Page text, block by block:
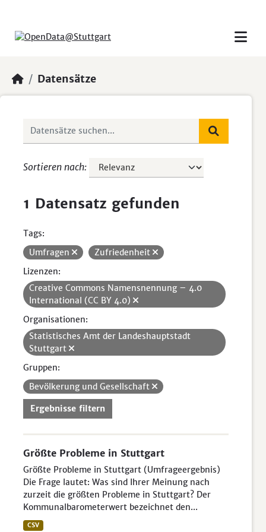
Datensätze
Sortieren nach
1 Datensatz gefunden
Tags:
Umfragen
Zufriedenheit
Lizenzen:
Creative Commons Namensnennung – 4.0
International (CC BY 4.0)
Organisationen:
Statistisches Amt der Landeshauptstadt
Stuttgart
Gruppen:
Bevölkerung und Gesellschaft
Ergebnisse filtern
Größte Probleme in Stuttgart
Größte Probleme in Stuttgart (Umfrageergebnis)
Die Frage lautet: Was sind Ihrer Meinung nach
zurzeit die größten Probleme in Stuttgart? Der
Kommunalbarometerwert bezeichnet den...
CSV